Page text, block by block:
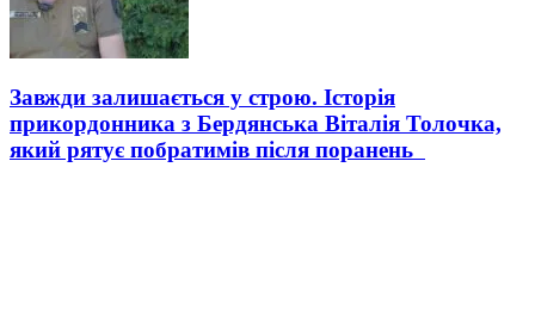
Завжди залишається у строю. Історія
прикордонника з Бердянська Віталія Толочка,
який рятує побратимів після поранень